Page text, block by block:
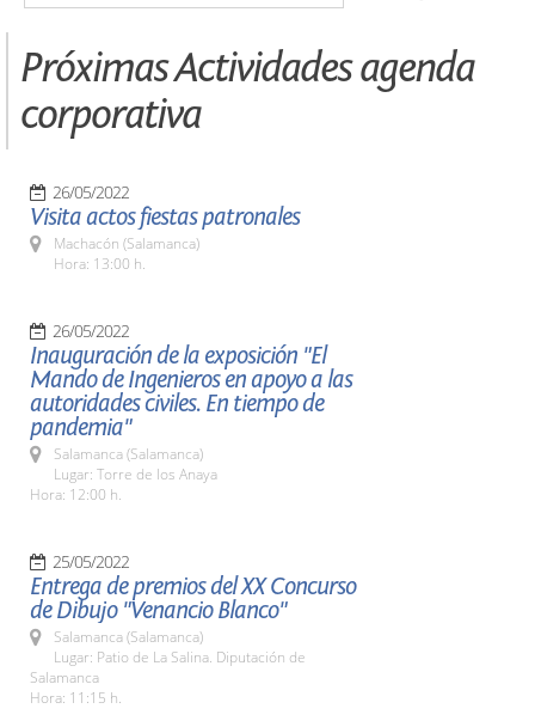
Próximas Actividades agenda
corporativa
26/05/2022
Visita actos fiestas patronales
Machacón (Salamanca)
Hora: 13:00 h.
26/05/2022
Inauguración de la exposición "El
Mando de Ingenieros en apoyo a las
autoridades civiles. En tiempo de
pandemia"
Salamanca (Salamanca)
Lugar: Torre de los Anaya
Hora: 12:00 h.
25/05/2022
Entrega de premios del XX Concurso
de Dibujo "Venancio Blanco"
Salamanca (Salamanca)
Lugar: Patio de La Salina. Diputación de
Salamanca
Hora: 11:15 h.